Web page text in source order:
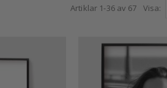
minnen. Tryckta på premium
Artiklar 1-36av 67 Visa